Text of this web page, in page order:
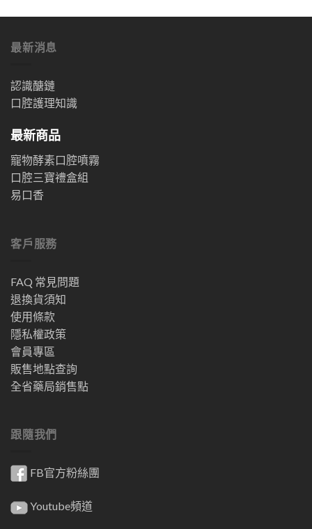
最新消息
認識醣鏈
口腔護理知識
最新商品
寵物酵素口腔噴霧
口腔三寶禮盒組
易口香
客戶服務
FAQ 常見問題
退換貨須知
使用條款
隱私權政策
會員專區
販售地點查詢
全省藥局銷售點
跟隨我們
FB官方粉絲團
Youtube頻道